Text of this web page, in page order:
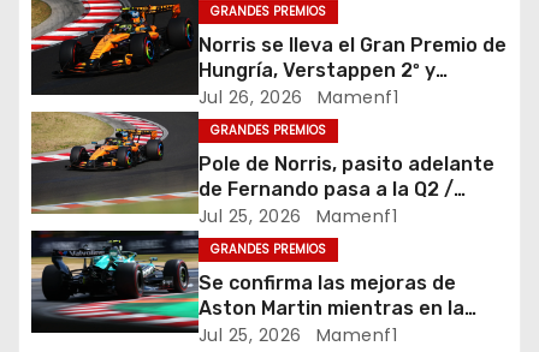
c
ó
n
d
e
e
GRANDES PREMIOS
Norris se lleva el Gran Premio de
Hungría, Verstappen 2º y
Antonelli 3º hacen magia,
Fernando roza los puntos y
confirma el buen progreso de
Aston Martin
Jul 26, 2026 Mamenf1
GRANDES PREMIOS
Pole de Norris, pasito adelante
de Fernando pasa a la Q2 /
Crónica clasificación y parrilla
salida Gran Premio de Fórmula 1
Hungría
Jul 25, 2026 Mamenf1
GRANDES PREMIOS
Se confirma las mejoras de
Aston Martin mientras en la
parte de arriba sigue la lucha
Jul 25, 2026 Mamenf1